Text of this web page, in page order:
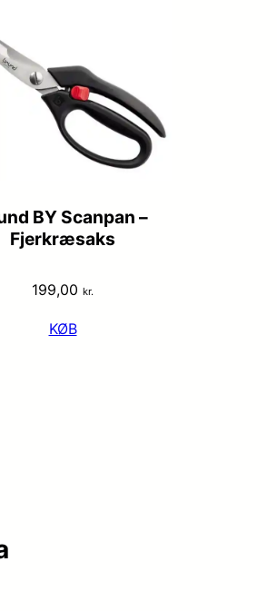
BY Scanpan –
Fjerkræsaks
199,00 kr.
KØB